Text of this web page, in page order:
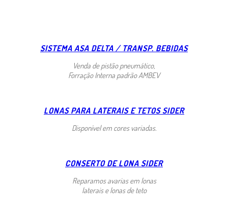
SISTEMA ASA DELTA / TRANSP. BEBIDAS
Venda de pistão pneumático,
Forração Interna padrão AMBEV
LONAS PARA LATERAIS E TETOS SIDER
Disponível em cores variadas.
CONSERTO DE LONA SIDER
Reparamos avarias em lonas
laterais e lonas de teto